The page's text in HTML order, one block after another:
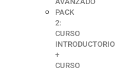
PACK
2:
CURSO
INTRODUCTORIO
+
CURSO